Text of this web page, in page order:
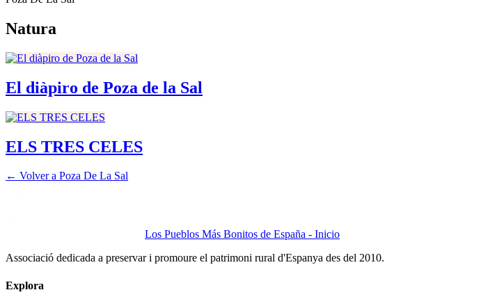
Natura
El diàpiro de Poza de la Sal
ELS TRES CELES
← Volver a Poza De La Sal
Los Pueblos Más Bonitos de España - Inicio
Associació dedicada a preservar i promoure el patrimoni rural d'Espanya des del 2010.
Explora